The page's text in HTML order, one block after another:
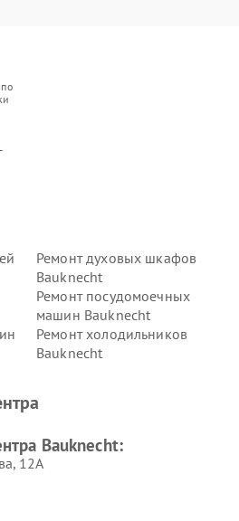
Ремонт духовых шкафов
Bauknecht
Ремонт посудомоечных
машин Bauknecht
Ремонт холодильников
Bauknecht
Bauknecht:
12А